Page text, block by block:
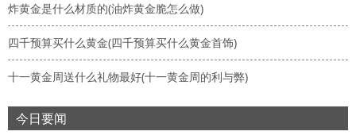
炸黄金是什么材质的(油炸黄金脆怎么做)
四千预算买什么黄金(四千预算买什么黄金首饰)
十一黄金周送什么礼物最好(十一黄金周的利与弊)
今日要闻